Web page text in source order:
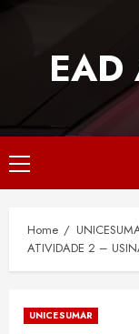
EAD
Primary
Menu
Home
ATIVIDADE 2 –
UNICESUMAR